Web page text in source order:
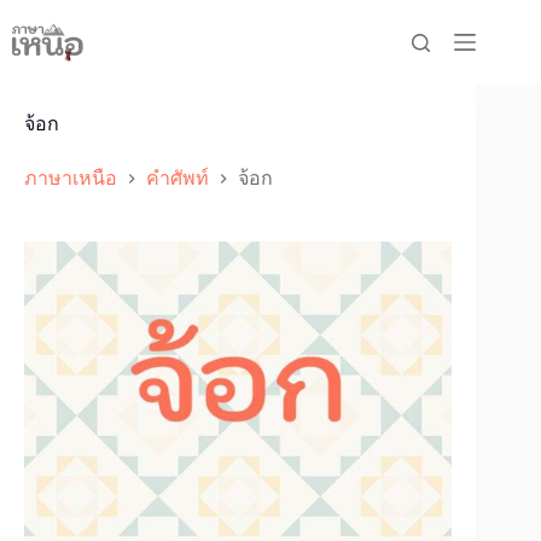
to
content
จ้อก
ภาษาเหนือ คำศัพท์ จ้อก